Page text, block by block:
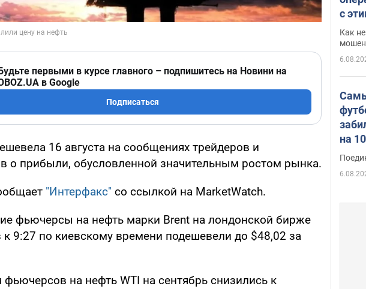
Будьте первыми в курсе главного – подпишитесь на Новини на
в Google
Подписаться
16 августа на сообщениях трейдеров и
о прибыли, обусловленной значительным ростом рынка.
"Интерфакс" со ссылкой на MarketWatch.
фьючерсы на нефть марки Brent на лондонской бирже
к 9:27 по киевскому времени подешевели до $48,02 за
фьючерсов на нефть WTI на сентябрь снизились к
с
Как
на